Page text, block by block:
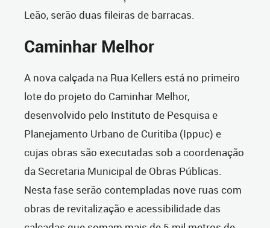
Leão, serão duas fileiras de barracas.
Caminhar Melhor
A nova calçada na Rua Kellers está no primeiro
lote do projeto do Caminhar Melhor,
desenvolvido pelo Instituto de Pesquisa e
Planejamento Urbano de Curitiba (Ippuc) e
cujas obras são executadas sob a coordenação
da Secretaria Municipal de Obras Públicas.
Nesta fase serão contempladas nove ruas com
obras de revitalização e acessibilidade das